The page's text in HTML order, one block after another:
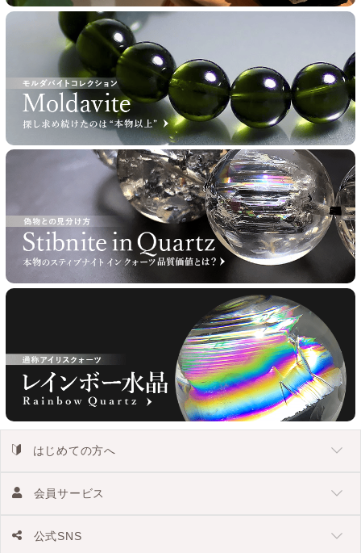
はじめての方へ
会員サービス
公式SNS